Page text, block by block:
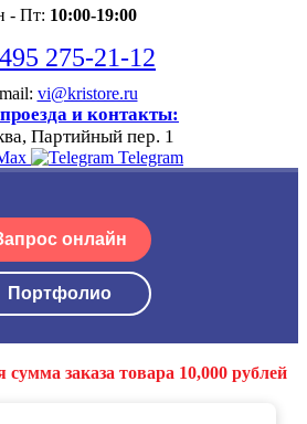
- Пт: 10:00-19:00
275-21-12
vi@kristore.ru
и контакты:
Партийный пер. 1
Telegram
онлайн
Портфолио
заказа товара 10,000 рублей